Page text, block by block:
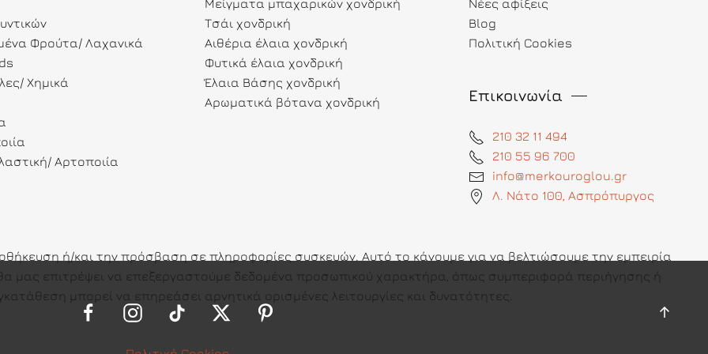
Φρούτα/ Λαχανικά
Χημικά
Αρτοποιία
Μείγματα μπαχαρικών χονδρική
Τσάι χονδρική
Αιθέρια έλαια χονδρική
Φυτικά έλαια χονδρική
Έλαια Βάσης χονδρική
Αρωματικά βότανα χονδρική
Νέες αφίξεις
Blog
Πολιτική Cookies
Επικοινωνία
210 32 11 494
210 55 96 700
info@merkouroglou.gr
Λ. Νάτο 100, Ασπρόπυργος
ή/και την πρόσβαση σε πληροφορίες συσκευών. Αυτό το κάνουμε για να βελτιώσουμε την εμπειρία
θα μας επιτρέψει να επεξεργαστούμε δεδομένα προσωπικού χαρακτήρα, όπως συμπεριφορά περιήγησης ή
μπορεί να επηρεάσει αρνητικά ορισμένες λειτουργίες και δυνατότητες.